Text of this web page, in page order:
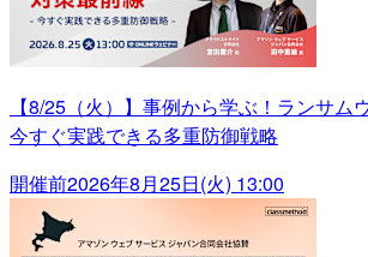
【8/25（火）】事例から学ぶ！ランサム
今すぐ実践できる多重防御戦略
開催前2026年8月25日(火) 13:00